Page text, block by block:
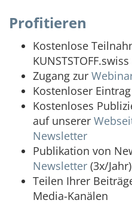
Profitieren
Kostenlose
Zugang zur
Kostenloser
Kostenloses
auf unserer
Newsletter
Publikation von
Newsletter (3x/Jahr)
Teilen Ihrer
Media-Kanälen